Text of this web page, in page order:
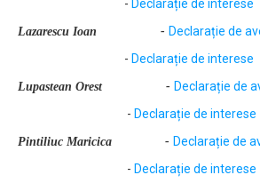
- Declarație de interese
Lazarescu Ioan - Declarație de
- Declarație de interese
Lupastean Orest - Declarație de
- Declarație de interese
Pintiliuc Maricica - Declarație de
- Declarație de interese